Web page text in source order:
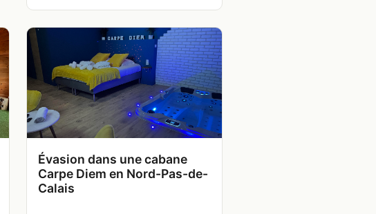
Évasion dans une cabane
Carpe Diem en Nord-Pas-de-
Calais